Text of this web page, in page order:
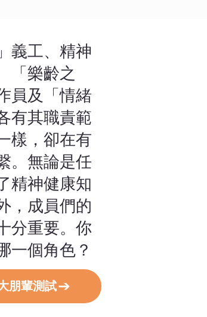
義工、精神
「樂齡之
員及「情緒
有其職責範
樣，卻在有
。無論是任
精神健康知
，成員們的
分重要。你
一個角色？
朋輩測試